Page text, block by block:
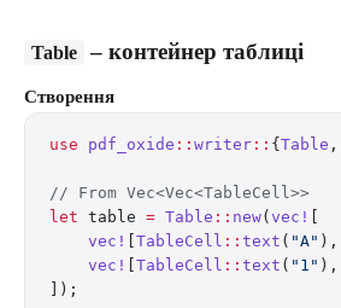
Table – контейнер таблиці
Створення
use pdf_oxide :: writer :: { Table ,
// From Vec<Vec<TableCell>>
let table = Table :: new( vec!
    vec!
TableCell :: text ( "A" ),
    vec!
TableCell :: text ( "1" ),
]);